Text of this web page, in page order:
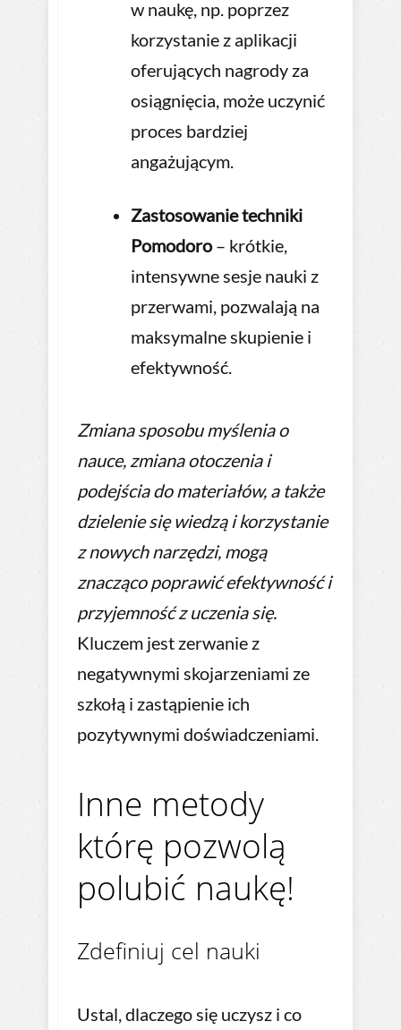
w naukę, np. poprzez
korzystanie z aplikacji
oferujących nagrody za
osiągnięcia, może uczynić
proces bardziej
angażującym.
Zastosowanie techniki
Pomodoro– krótkie,
intensywne sesje nauki z
przerwami, pozwalają na
maksymalne skupienie i
efektywność.
Zmiana sposobu myślenia o
nauce, zmiana otoczenia i
podejścia do materiałów, a także
dzielenie się wiedzą i korzystanie
z nowych narzędzi, mogą
znacząco poprawić efektywność i
przyjemność z uczenia się.
Kluczem jest zerwanie z
negatywnymi skojarzeniami ze
szkołą i zastąpienie ich
pozytywnymi doświadczeniami.
Inne metody
którę pozwolą
polubić naukę!
Zdefiniuj cel nauki
Ustal, dlaczego się uczysz i co